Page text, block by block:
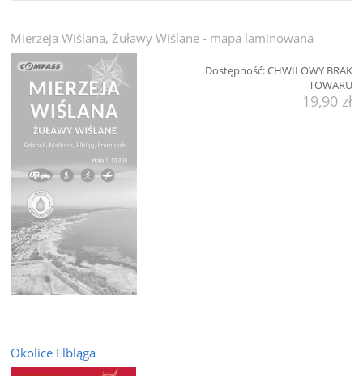
Mierzeja Wiślana, Żuławy Wiślane - mapa laminowana
Dostępność:CHWILOWY BRAK
TOWARU
19,90 zł
Okolice Elbląga